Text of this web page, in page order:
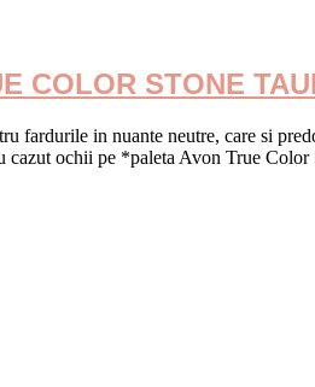
COLOR STONE
fardurile in nuante neutre, care si
cazut ochii pe *paleta Avon True